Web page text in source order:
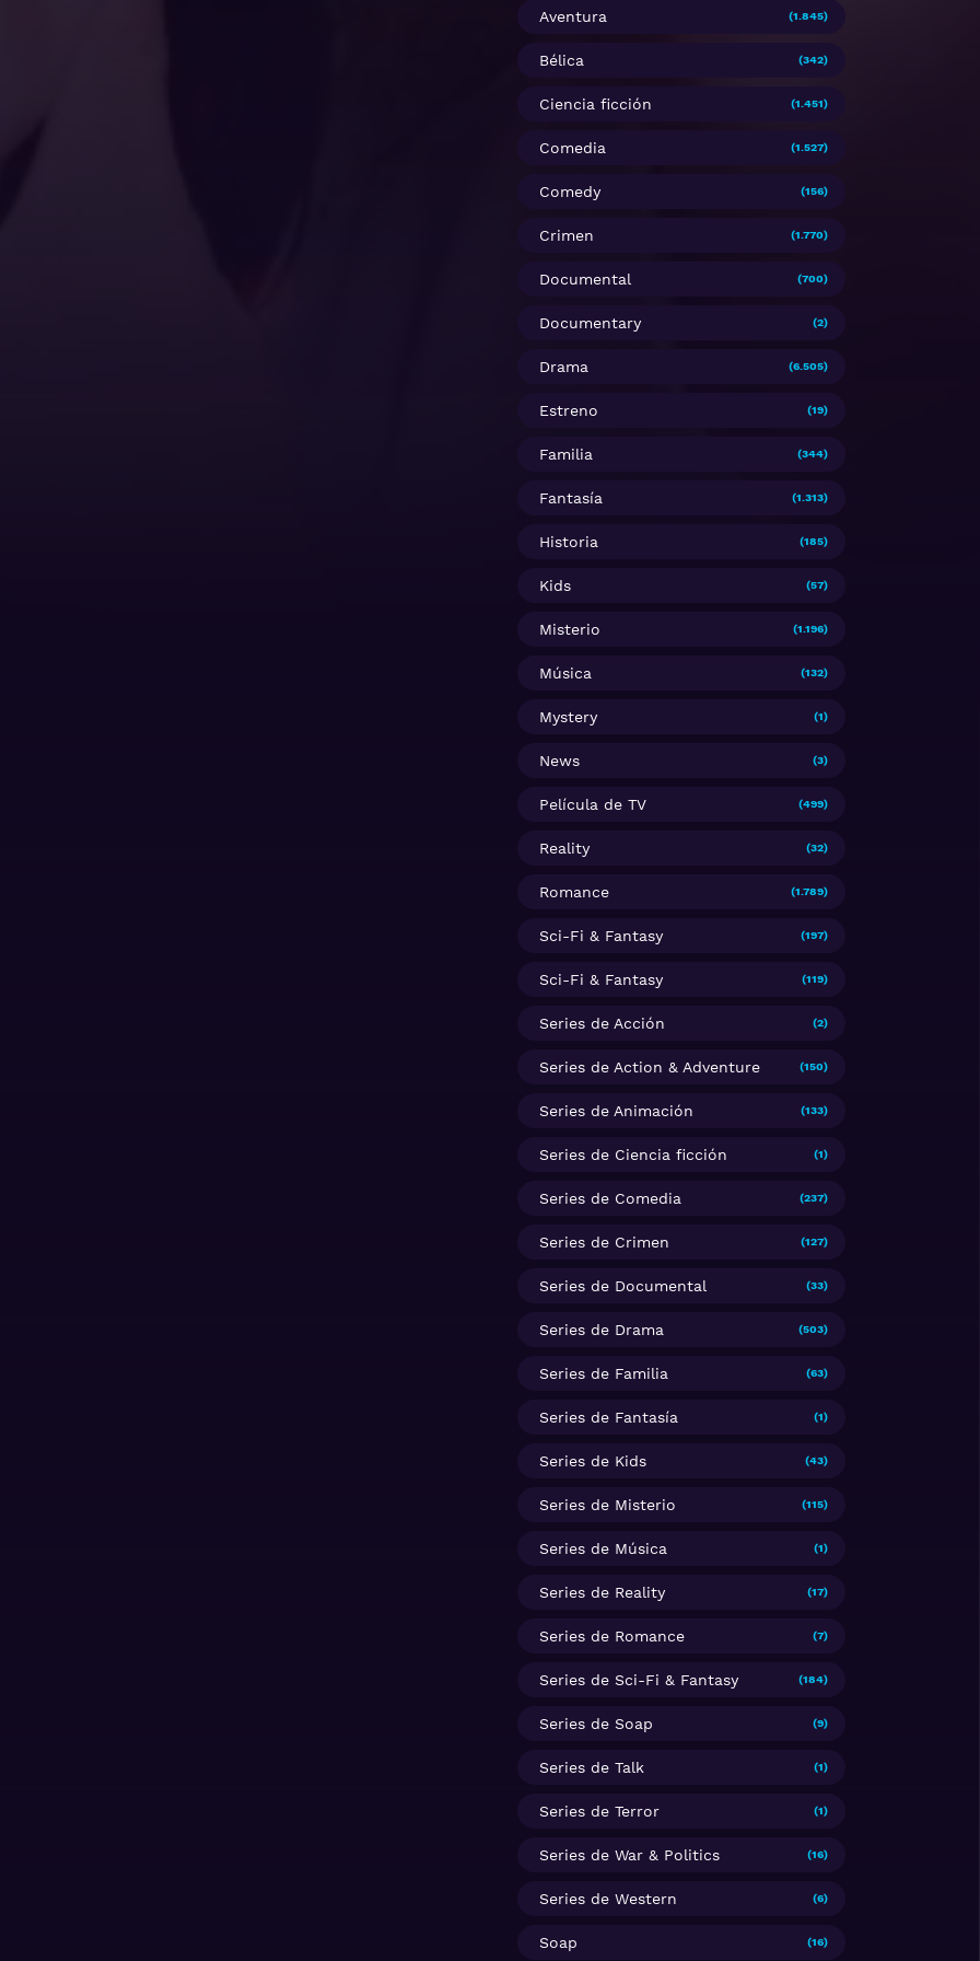
Aventura (1.845)
Bélica (342)
Ciencia ficción (1.451)
Comedia (1.527)
Comedy (156)
Crimen (1.770)
Documental (700)
Documentary (2)
Drama (6.505)
Estreno (19)
Familia (344)
Fantasía (1.313)
Historia (185)
Kids (57)
Misterio (1.196)
Música (132)
Mystery (1)
News (3)
Película de TV (499)
Reality (32)
Romance (1.789)
Sci-Fi & Fantasy (197)
Sci-Fi & Fantasy (119)
Series de Acción (2)
Series de Action & Adventure (150)
Series de Animación (133)
Series de Ciencia ficción (1)
Series de Comedia (237)
Series de Crimen (127)
Series de Documental (33)
Series de Drama (503)
Series de Familia (63)
Series de Fantasía (1)
Series de Kids (43)
Series de Misterio (115)
Series de Música (1)
Series de Reality (17)
Series de Romance (7)
Series de Sci-Fi & Fantasy (184)
Series de Soap (9)
Series de Talk (1)
Series de Terror (1)
Series de War & Politics (16)
Series de Western (6)
Soap (16)